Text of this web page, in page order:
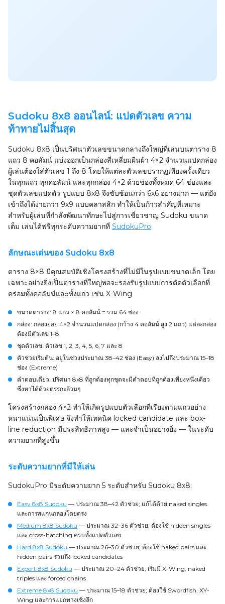
Sudoku 8x8 ออนไลน์: แปดตัวเลข ความ
ท้าทายไม่สิ้นสุด
Sudoku 8x8 เป็นปริศนาตัวเลขขนาดกลางถึงใหญ่ที่เล่นบนตาราง 8
แถว 8 คอลัมน์ แบ่งออกเป็นกล่องสี่เหลี่ยมผืนผ้า 4×2 จำนวนแปดกล่อง
ผู้เล่นต้องใส่ตัวเลข 1 ถึง 8 โดยให้แต่ละตัวเลขปรากฏเพียงครั้งเดียว
ในทุกแถว ทุกคอลัมน์ และทุกกล่อง 4×2 ด้วยช่องทั้งหมด 64 ช่องและ
ชุดตัวเลขแปดตัว รูปแบบ 8x8 จึงซับซ้อนกว่า 6x6 อย่างมาก — แต่ยัง
เข้าถึงได้ง่ายกว่า 9x9 แบบคลาสสิก ทำให้เป็นก้าวสำคัญที่เหมาะ
สำหรับผู้เล่นที่กำลังพัฒนาทักษะไปสู่การเชี่ยวชาญ Sudoku ขนาด
เต็ม เล่นได้ฟรีทุกระดับความยากที่ SudokuPro
ลักษณะเด่นของ Sudoku 8x8
ตาราง 8×8 มีคุณสมบัติเชิงโครงสร้างที่ไม่มีในรูปแบบขนาดเล็ก โดย
เฉพาะอย่างยิ่งเป็นตารางที่ใหญ่พอจะรองรับรูปแบบการตัดตัวเลือกที่
คร่อมทั้งคอลัมน์และทั้งแถว เช่น X-Wing
ขนาดตาราง: 8 แถว × 8 คอลัมน์ = รวม 64 ช่อง
กล่อง: กล่องย่อย 4×2 จำนวนแปดกล่อง (กว้าง 4 คอลัมน์ สูง 2 แถว) แต่ละกล่อง
ต้องมีตัวเลข 1–8
ชุดตัวเลข: ตัวเลข 1, 2, 3, 4, 5, 6, 7 และ 8
ตัวช่วยเริ่มต้น: อยู่ในช่วงประมาณ 38–42 ช่อง (Easy) ลงไปถึงประมาณ 15–18
ช่อง (Extreme)
คำตอบเดียว: ปริศนา 8x8 ที่ถูกต้องทุกชุดจะมีคำตอบที่ถูกต้องเพียงหนึ่งเดียว
ซึ่งหาได้ด้วยตรรกะล้วนๆ
โครงสร้างกล่อง 4×2 ทำให้เกิดรูปแบบตัวเลือกที่เรียงตามแถวอย่าง
หนาแน่นเป็นพิเศษ จึงทำให้เทคนิค locked candidate และ box-
line reduction มีประสิทธิภาพสูง — และจำเป็นอย่างยิ่ง — ในระดับ
ความยากที่สูงขึ้น
ระดับความยากที่มีให้เล่น
SudokuPro มีระดับความยาก 5 ระดับสำหรับ Sudoku 8x8:
Easy 8x8 Sudoku — ประมาณ 38–42 ตัวช่วย; แก้ได้ด้วย naked singles
และการสแกนกล่องโดยตรง
Medium 8x8 Sudoku — ประมาณ 32–36 ตัวช่วย; ต้องใช้ hidden singles
และ cross-hatching ครบทั้งแปดตัวเลข
Hard 8x8 Sudoku — ประมาณ 26–30 ตัวช่วย; ต้องใช้ naked pairs และ
hidden pairs รวมถึง locked candidates
Expert 8x8 Sudoku — ประมาณ 20–24 ตัวช่วย; เริ่มมี X-Wing, naked
triples และ forced chains
Extreme 8x8 Sudoku — ประมาณ 15–18 ตัวช่วย; ต้องใช้ Swordfish, XY-
Wing และการแยกทางเชิงลึก